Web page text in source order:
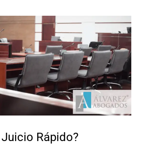
Rápido?